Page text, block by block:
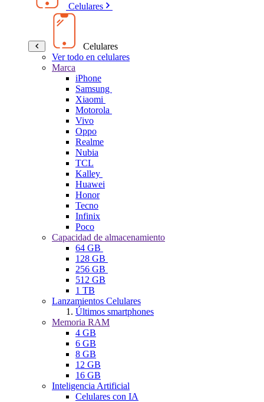
Celulares
Celulares
Ver todo en celulares
Marca
iPhone
Samsung
Xiaomi
Motorola
Vivo
Oppo
Realme
Nubia
TCL
Kalley
Huawei
Honor
Tecno
Infinix
Poco
Capacidad de almacenamiento
64 GB
128 GB
256 GB
512 GB
1 TB
Lanzamientos Celulares
Últimos smartphones
Memoria RAM
4 GB
6 GB
8 GB
12 GB
16 GB
Inteligencia Artificial
Celulares con IA